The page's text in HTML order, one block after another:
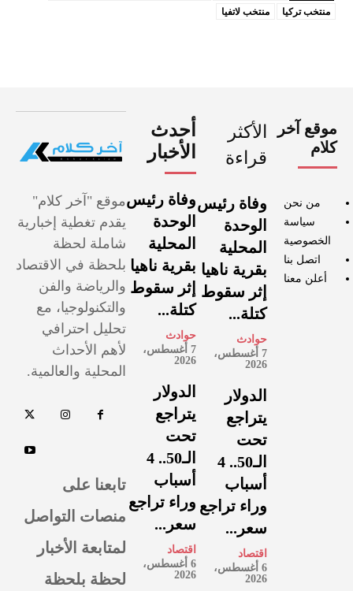
منتخب تركيا
منتخب لاتفيا
موقع آخر
كلام
من نحن
سياسة
الخصوصية
اتصل بنا
أعلن معنا
الأكثر
قراءة
وفاة رئيس
الوحدة
المحلية
بقرية ناهيا
إثر سقوط
كتلة...
حوادث
7 أغسطس،
2026
الدولار
يتراجع
تحت
الـ50.. 4
أسباب
وراء تراجع
سعر...
اقتصاد
6 أغسطس،
2026
أحدث
الأخبار
وفاة رئيس
الوحدة
المحلية
بقرية ناهيا
إثر سقوط
كتلة...
حوادث
7 أغسطس،
2026
الدولار
يتراجع
تحت
الـ50.. 4
أسباب
وراء تراجع
سعر...
اقتصاد
6 أغسطس،
2026
موقع "آخر كلام"
يقدم تغطية إخبارية
شاملة لحظة
بلحظة في الاقتصاد
والرياضة والفن
والتكنولوجيا، مع
تحليل احترافي
لأهم الأحداث
المحلية والعالمية.
تابعنا على
منصات التواصل
لمتابعة الأخبار
لحظة بلحظة